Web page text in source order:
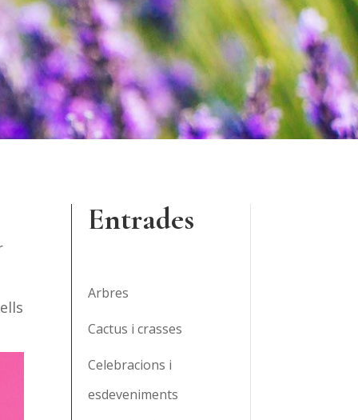
Entrades
Arbres
Cactus i crasses
Celebracions i
esdeveniments